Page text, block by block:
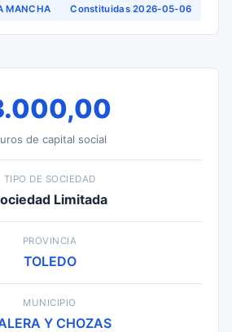
MANCHA Constituidas 2026-05-06
de capital social
TIPO DE SOCIEDAD
Limitada
PROVINCIA
TOLEDO
MUNICIPIO
Y CHOZAS